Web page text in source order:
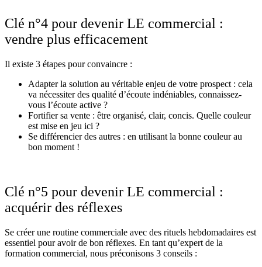
Clé n°4 pour devenir LE commercial :
vendre plus efficacement
Il existe 3 étapes pour convaincre :
Adapter la solution au véritable enjeu de votre prospect : cela
va nécessiter des qualité d’écoute indéniables, connaissez-
vous l’écoute active ?
Fortifier sa vente : être organisé, clair, concis. Quelle couleur
est mise en jeu ici ?
Se différencier des autres : en utilisant la bonne couleur au
bon moment !
Clé n°5 pour devenir LE commercial :
acquérir des réflexes
Se créer une routine commerciale avec des rituels hebdomadaires est
essentiel pour avoir de bon réflexes. En tant qu’expert de la
formation commercial, nous préconisons 3 conseils :